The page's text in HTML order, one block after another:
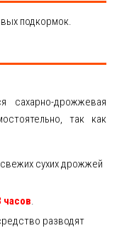
подкормок.
сахарно-дрожжевая
так как
сухих дрожжей
часов.
разводят